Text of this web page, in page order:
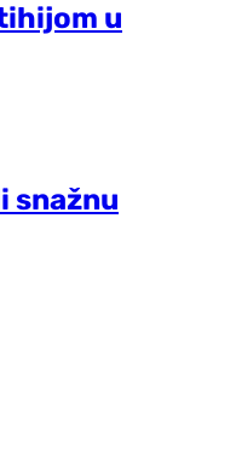
u
snažnu